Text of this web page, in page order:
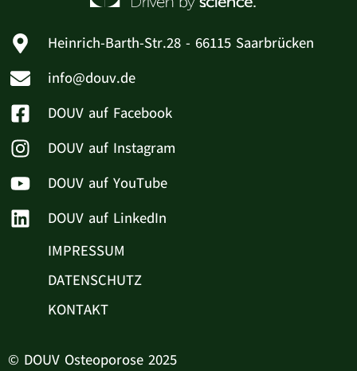
Heinrich-Barth-Str.28 - 66115 Saarbrücken
info@douv.de
DOUV auf Facebook
DOUV auf Instagram
DOUV auf YouTube
DOUV auf LinkedIn
IMPRESSUM
DATENSCHUTZ
KONTAKT
© DOUV Osteoporose 2025